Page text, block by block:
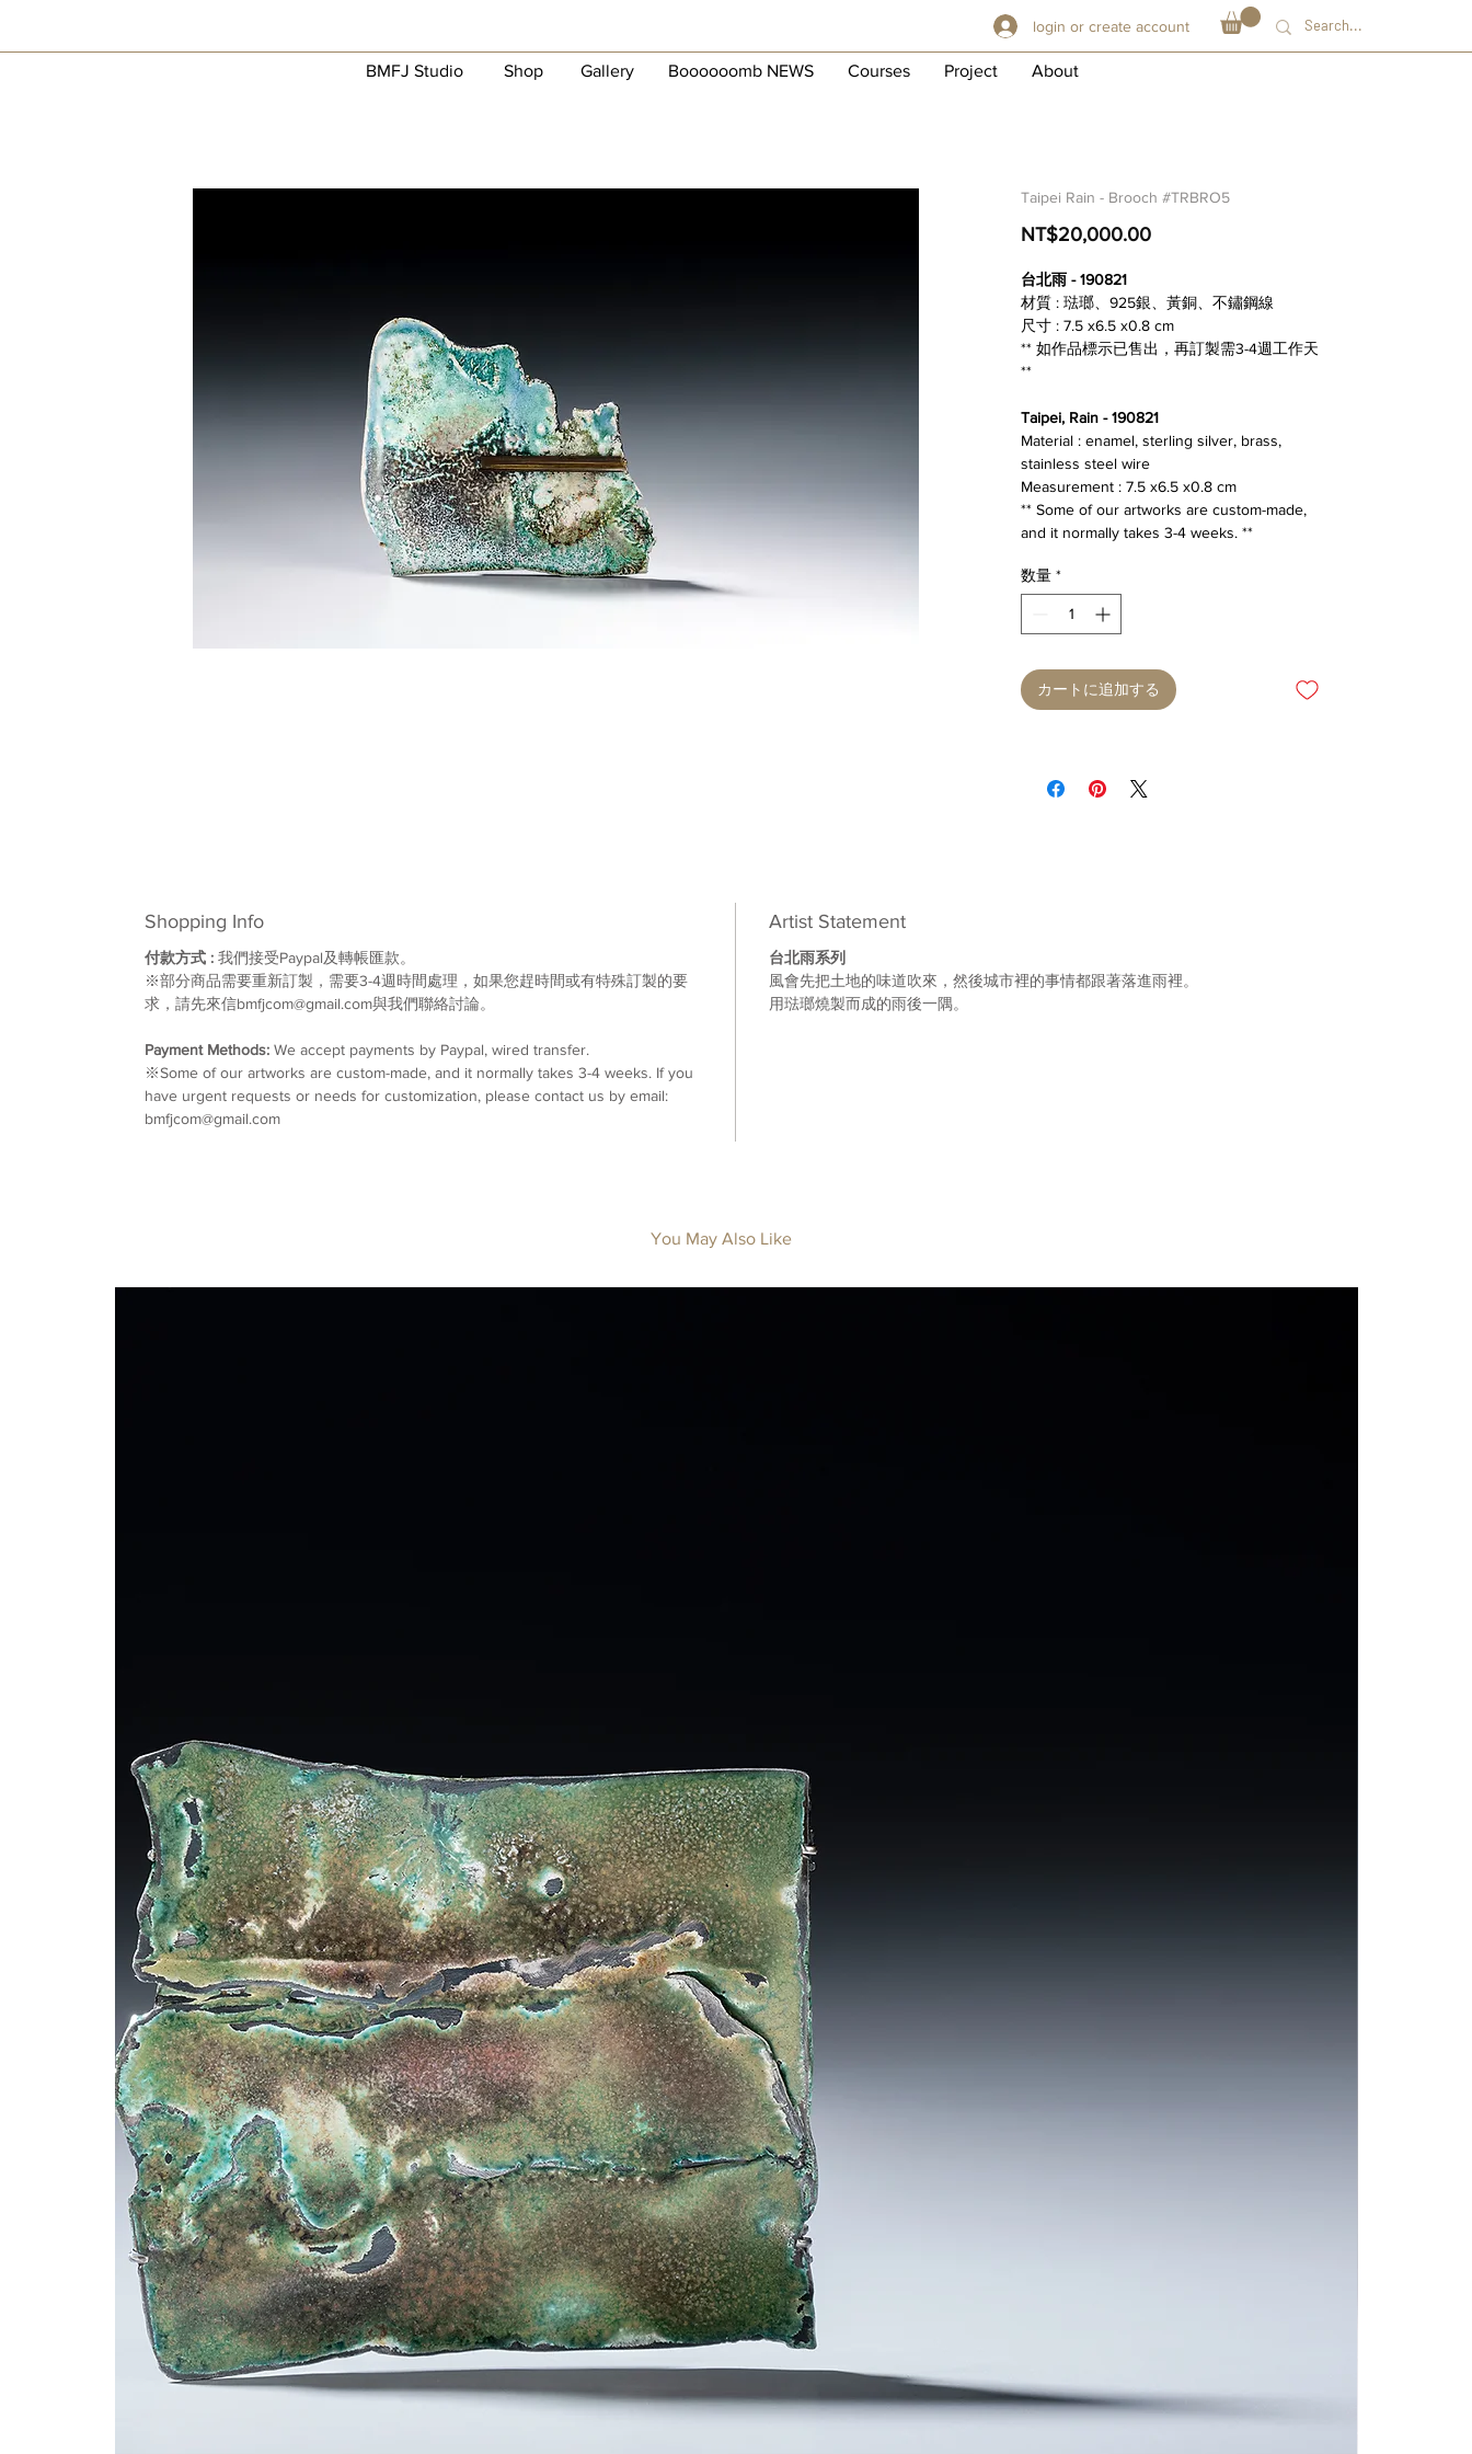
login or create account
BMFJ Studio Shop Gallery Boooooomb NEWS Courses Project About
Taipei Rain - Brooch #TRBRO5
NT$20,000.00価
台北雨 - 190821
材質 : 琺瑯、925銀、黃銅、不鏽鋼線
尺寸 : 7.5 x6.5 x0.8 cm
** 如作品標示已售出，再訂製需3-4週工作天
**
Taipei, Rain - 190821
Material : enamel, sterling silver, brass,
stainless steel wire
Measurement : 7.5 x6.5 x0.8 cm
** Some of our artworks are custom-made,
and it normally takes 3-4 weeks. **
数量 *
カートに追加する
Shopping Info
付款方式 : 我們接受Paypal及轉帳匯款。
※部分商品需要重新訂製，需要3-4週時間處理，如果您趕時間或有特殊訂製的要
求，請先來信bmfjcom@gmail.com與我們聯絡討論。
Payment Methods: We accept payments by Paypal, wired transfer.
※Some of our artworks are custom-made, and it normally takes 3-4 weeks. If you
have urgent requests or needs for customization, please contact us by email:
bmfjcom@gmail.com
Artist Statement
台北雨系列
風會先把土地的味道吹來，然後城市裡的事情都跟著落進雨裡。
用琺瑯燒製而成的雨後一隅。
You May Also Like